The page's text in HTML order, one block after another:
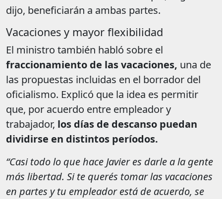
dijo, beneficiarán a ambas partes.
Vacaciones y mayor flexibilidad
El ministro también habló sobre el
fraccionamiento de las vacaciones, una de
las propuestas incluidas en el borrador del
oficialismo. Explicó que la idea es permitir
que, por acuerdo entre empleador y
trabajador, los días de descanso puedan
dividirse en distintos períodos.
“Casi todo lo que hace Javier es darle a la gente
más libertad. Si te querés tomar las vacaciones
en partes y tu empleador está de acuerdo, se